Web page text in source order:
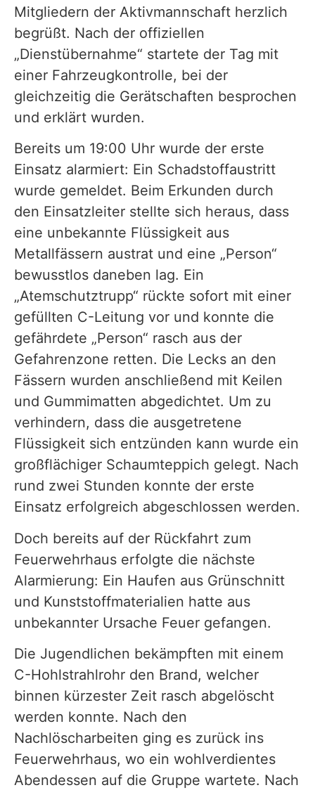
Mitgliedern der Aktivmannschaft herzlich
begrüßt. Nach der offiziellen
„Dienstübernahme“ startete der Tag mit
einer Fahrzeugkontrolle, bei der
gleichzeitig die Gerätschaften besprochen
und erklärt wurden.
Bereits um 19:00 Uhr wurde der erste
Einsatz alarmiert: Ein Schadstoffaustritt
wurde gemeldet. Beim Erkunden durch
den Einsatzleiter stellte sich heraus, dass
eine unbekannte Flüssigkeit aus
Metallfässern austrat und eine „Person“
bewusstlos daneben lag. Ein
„Atemschutztrupp“ rückte sofort mit einer
gefüllten C-Leitung vor und konnte die
gefährdete „Person“ rasch aus der
Gefahrenzone retten. Die Lecks an den
Fässern wurden anschließend mit Keilen
und Gummimatten abgedichtet. Um zu
verhindern, dass die ausgetretene
Flüssigkeit sich entzünden kann wurde ein
großflächiger Schaumteppich gelegt. Nach
rund zwei Stunden konnte der erste
Einsatz erfolgreich abgeschlossen werden.
Doch bereits auf der Rückfahrt zum
Feuerwehrhaus erfolgte die nächste
Alarmierung: Ein Haufen aus Grünschnitt
und Kunststoffmaterialien hatte aus
unbekannter Ursache Feuer gefangen.
Die Jugendlichen bekämpften mit einem
C-Hohlstrahlrohr den Brand, welcher
binnen kürzester Zeit rasch abgelöscht
werden konnte. Nach den
Nachlöscharbeiten ging es zurück ins
Feuerwehrhaus, wo ein wohlverdientes
Abendessen auf die Gruppe wartete. Nach